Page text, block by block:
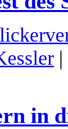
|
in